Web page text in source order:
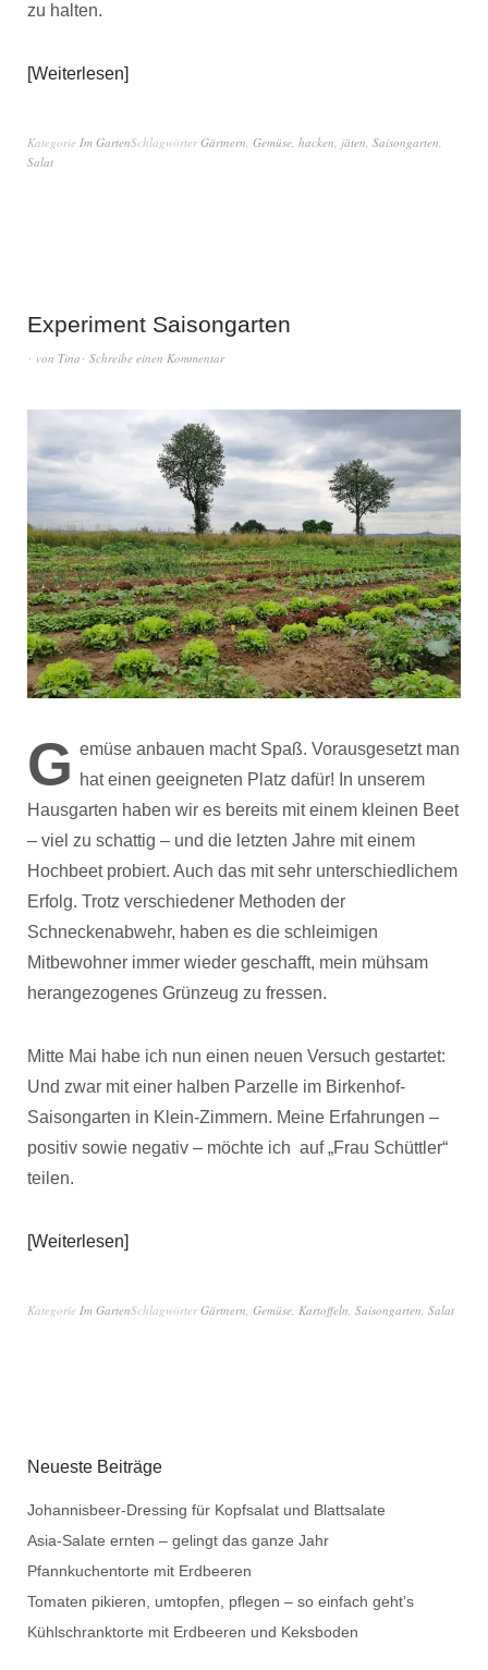
zu halten.
Weiterlesen
Kategorie Im GartenSchlagwörterGärtnern Gemüse hacken jäten Saisongarten
Salat
Experiment Saisongarten
von Tina Schreibe einen Kommentar
G emüse anbauen macht Spaß. Vorausgesetzt man
hat einen geeigneten Platz dafür! In unserem
Hausgarten haben wir es bereits mit einem kleinen Beet
– viel zu schattig – und die letzten Jahre mit einem
Hochbeet probiert. Auch das mit sehr unterschiedlichem
Erfolg. Trotz verschiedener Methoden der
Schneckenabwehr, haben es die schleimigen
Mitbewohner immer wieder geschafft, mein mühsam
herangezogenes Grünzeug zu fressen.
Mitte Mai habe ich nun einen neuen Versuch gestartet:
Und zwar mit einer halben Parzelle im Birkenhof-
Saisongarten in Klein-Zimmern. Meine Erfahrungen –
positiv sowie negativ – möchte ich auf „Frau Schüttler“
teilen.
Weiterlesen
Kategorie Im GartenSchlagwörterGärtnern, Gemüse, Kartoffeln, Saisongarten, Salat
Neueste Beiträge
Johannisbeer-Dressing für Kopfsalat und Blattsalate
Asia-Salate ernten – gelingt das ganze Jahr
Pfannkuchentorte mit Erdbeeren
Tomaten pikieren, umtopfen, pflegen – so einfach geht’s
Kühlschranktorte mit Erdbeeren und Keksboden